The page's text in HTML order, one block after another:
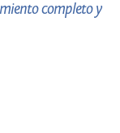
completo y